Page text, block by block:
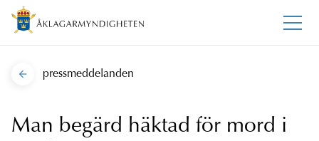
pressmeddelanden
Man begärd häktad för mord i